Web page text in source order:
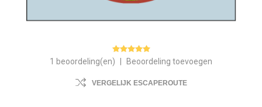
1 beoordeling(en) Beoordeling toevoegen
VERGELIJK ESCAPEROUTE